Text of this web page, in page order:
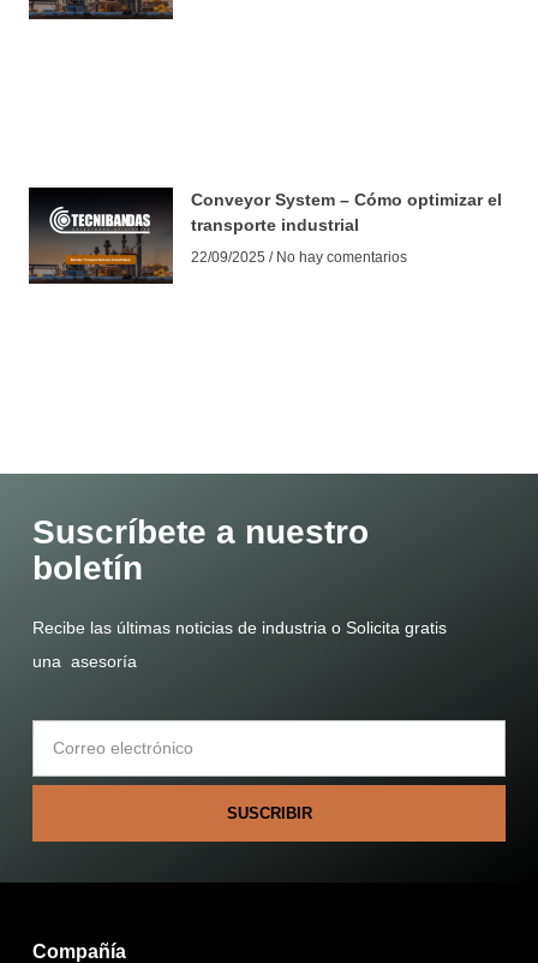
Conveyor System – Cómo optimizar el
transporte industrial
22/09/2025 No hay comentarios
Suscríbete a nuestro
boletín
Recibe las últimas noticias de industria o Solicita gratis
una asesoría
SUSCRIBIR
Compañía